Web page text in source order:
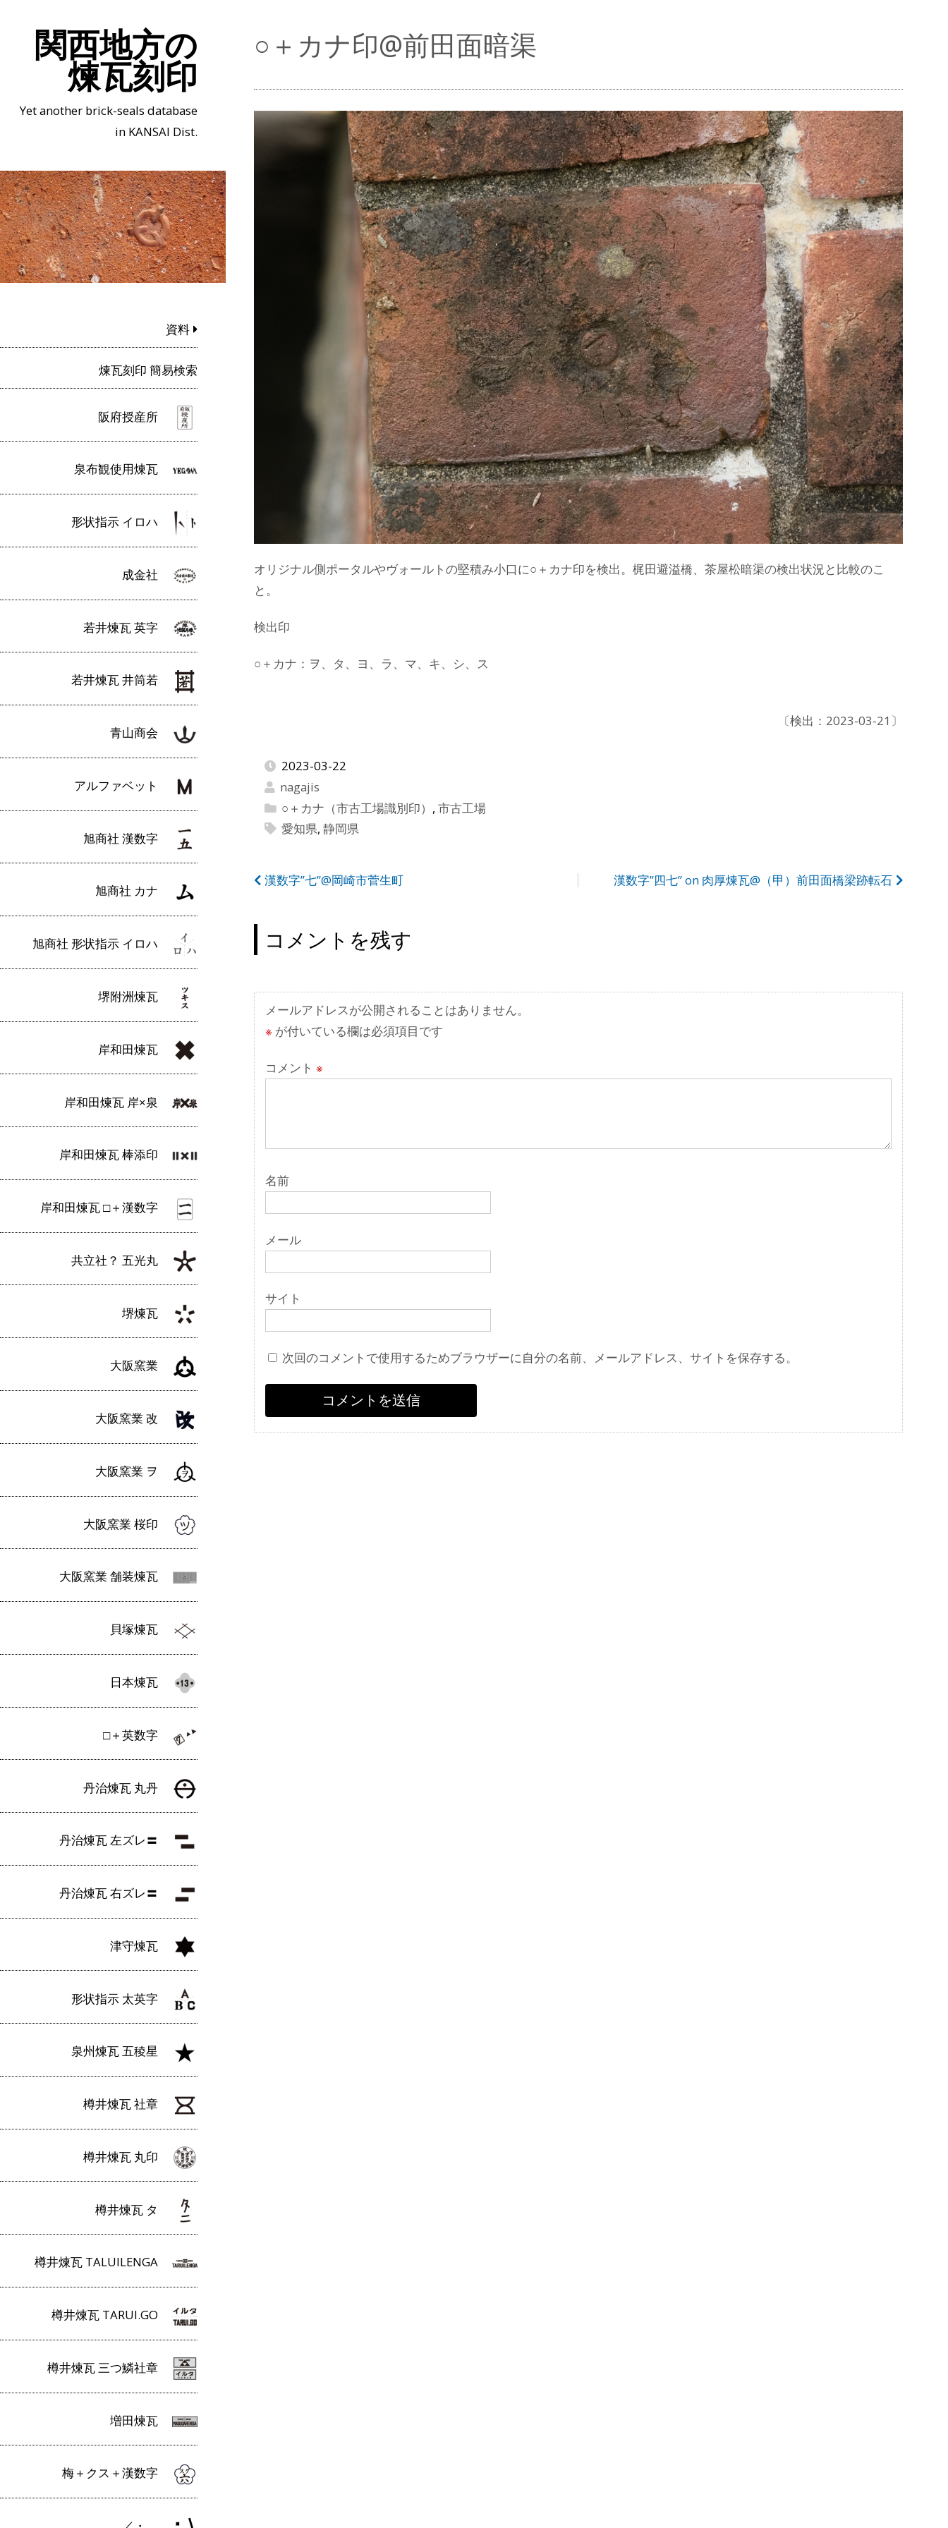
関西地方の
煉瓦刻印
Yet another brick-seals database
in KANSAI Dist.
資料
煉瓦刻印 簡易検索
阪府授産所
泉布観使用煉瓦
形状指示 イロハ
成金社
若井煉瓦 英字
若井煉瓦 井筒若
青山商会
アルファベット
旭商社 漢数字
旭商社 カナ
旭商社 形状指示 イロハ
堺附洲煉瓦
岸和田煉瓦
岸和田煉瓦 岸×泉
岸和田煉瓦 棒添印
岸和田煉瓦 □＋漢数字
共立社？ 五光丸
堺煉瓦
大阪窯業
大阪窯業 改
大阪窯業 ヲ
大阪窯業 桜印
大阪窯業 舗装煉瓦
貝塚煉瓦
日本煉瓦
□＋英数字
丹治煉瓦 丸丹
丹治煉瓦 左ズレ〓
丹治煉瓦 右ズレ〓
津守煉瓦
形状指示 太英字
泉州煉瓦 五稜星
樽井煉瓦 社章
樽井煉瓦 丸印
樽井煉瓦 タ
樽井煉瓦 TALUILENGA
樽井煉瓦 TARUI.GO
樽井煉瓦 三つ鱗社章
増田煉瓦
梅＋クス＋漢数字
○＋カナ印@前田面暗渠
オリジナル側ポータルやヴォールトの堅積み小口に○＋カナ印を検出。梶田避溢橋、茶屋松暗渠の検出状況と比較のこ
と。
検出印
○＋カナ：ヲ、タ、ヨ、ラ、マ、キ、シ、ス
〔検出：2023-03-21〕
2023-03-22
nagajis
○＋カナ（市古工場識別印） , 市古工場
愛知県, 静岡県
投
ナ
ビ
ゲ
ー
シ
ョ
ン
漢数字”四七” on 肉厚煉瓦@（甲）前田面橋梁跡転石
漢数字”七”@岡崎市菅生町
コメントを残す
メールアドレスが公開されることはありません。
※ が付いている欄は必須項目です
コメント ※
名前
メール
サイト
次回のコメントで使用するためブラウザーに自分の名前、メールアドレス、サイトを保存する。